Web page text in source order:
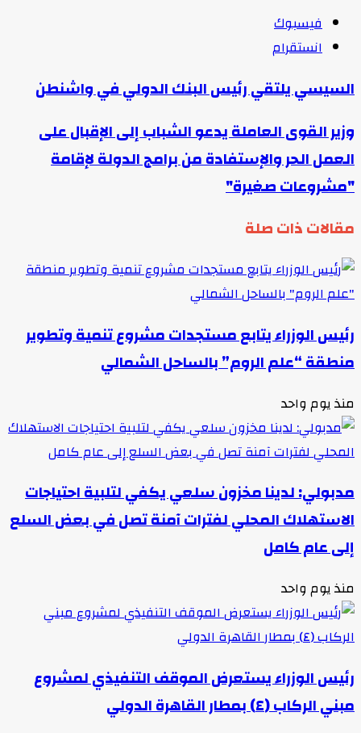
فيسبوك
انستقرام
السيسي يلتقي رئيس البنك الدولي في واشنطن
وزير القوى العاملة يدعو الشباب إلى الإقبال على
العمل الحر والإستفادة من برامج الدولة لإقامة
"مشروعات صغيرة"
مقالات ذات صلة
رئيس الوزراء يتابع مستجدات مشروع تنمية وتطوير
منطقة “علم الروم” بالساحل الشمالي
منذ يوم واحد
مدبولي: لدينا مخزون سلعي يكفي لتلبية احتياجات
الاستهلاك المحلي لفترات آمنة تصل في بعض السلع
إلى عام كامل
منذ يوم واحد
رئيس الوزراء يستعرض الموقف التنفيذي لمشروع
مبني الركاب (٤) بمطار القاهرة الدولي